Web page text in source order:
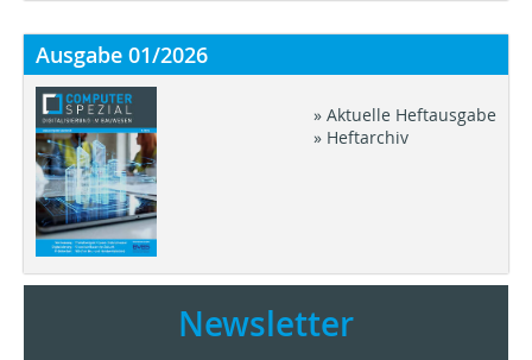
Ausgabe 01/2026
» Aktuelle Heftausgabe
» Heftarchiv
Newsletter